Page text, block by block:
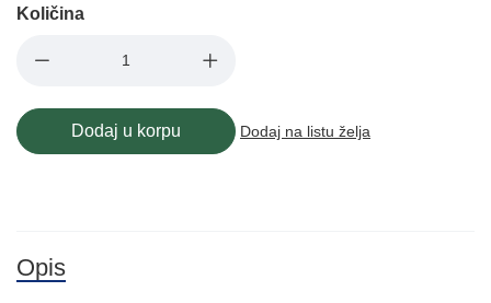
Količina
Dodaj u korpu Dodaj na listu želja
Opis